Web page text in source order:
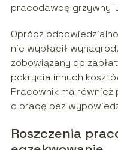
pracodawcę grzywny
Oprócz
nie wypłacił
zobowiązany do
pokrycia innych
Pracownik ma
o pracę bez
Roszczenia